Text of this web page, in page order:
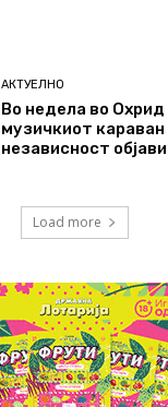
АКТУЕЛНО
Во недела во
музичкиот караван
независност
Load more